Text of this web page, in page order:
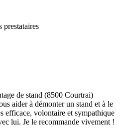
prestataires
de stand (8500 Courtrai)
aider à démonter un stand et à le
efficace, volontaire et sympathique
lui. Je le recommande vivement !